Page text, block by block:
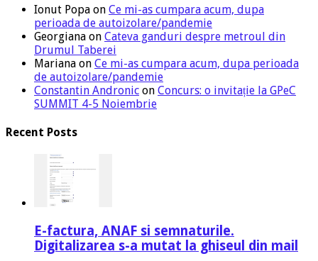
Ionut Popa on Ce mi-as cumpara acum, dupa
perioada de autoizolare/pandemie
Georgiana on Cateva ganduri despre metroul din
Drumul Taberei
Mariana on Ce mi-as cumpara acum, dupa perioada
de autoizolare/pandemie
Constantin Andronic on Concurs: o invitație la GPeC
SUMMIT 4-5 Noiembrie
Recent Posts
E-factura, ANAF si semnaturile.
Digitalizarea s-a mutat la ghiseul din mail